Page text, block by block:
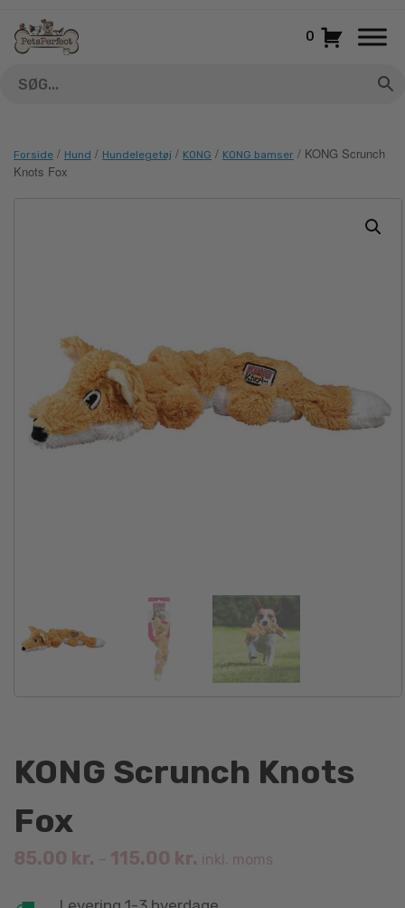
indhold
0
Forside / Hund / Hundelegetøj / KONG / KONG bamser / KONG Scrunch
Knots Fox
KONG Scrunch Knots
Fox
85.00 kr. – 115.00 kr. inkl. moms